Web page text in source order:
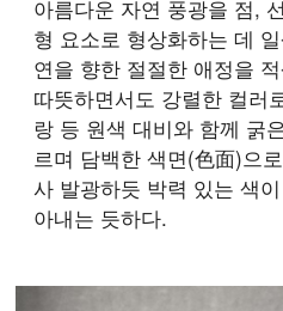
아름다운 자연 풍광을 점,
형 요소로 형상화하는 데
연을 향한 절절한 애정을
따뜻하면서도 강렬한 컬러
랑 등 원색 대비와 함께 굵
르며 담백한 색면(色面)으
사 발광하듯 박력 있는 색
아내는 듯하다.